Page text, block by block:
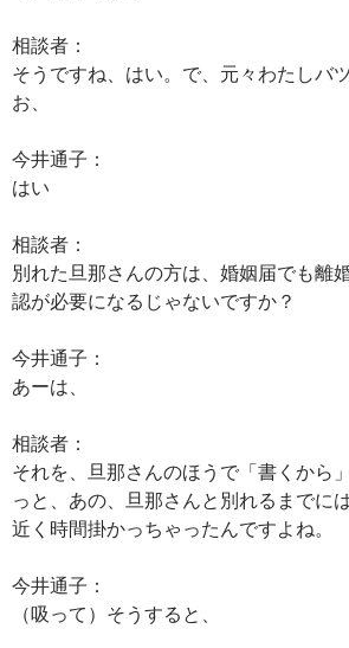
相談者：
そうですね、はい。で、元々わたしバ
お、
今井通子：
はい
相談者：
別れた旦那さんの方は、婚姻届でも離
認が必要になるじゃないですか？
今井通子：
あーは、
相談者：
それを、旦那さんのほうで「書くから
っと、あの、旦那さんと別れるまでに
近く時間掛かっちゃったんですよね。
今井通子：
（吸って）そうすると、